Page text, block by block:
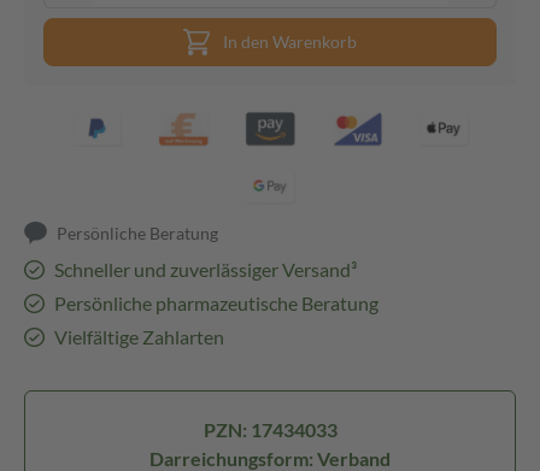
In den Warenkorb
Persönliche Beratung
Schneller und zuverlässiger Versand³
Persönliche pharmazeutische Beratung
Vielfältige Zahlarten
PZN: 17434033
Darreichungsform: Verband